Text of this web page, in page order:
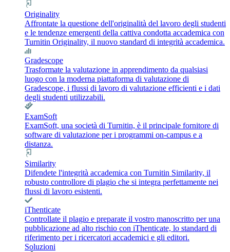
Originality
Affrontate la questione dell'originalità del lavoro degli studenti
e le tendenze emergenti della cattiva condotta accademica con
Turnitin Originality, il nuovo standard di integrità accademica.
Gradescope
Trasformate la valutazione in apprendimento da qualsiasi
luogo con la moderna piattaforma di valutazione di
Gradescope, i flussi di lavoro di valutazione efficienti e i dati
degli studenti utilizzabili.
ExamSoft
ExamSoft, una società di Turnitin, è il principale fornitore di
software di valutazione per i programmi on-campus e a
distanza.
Similarity
Difendete l'integrità accademica con Turnitin Similarity, il
robusto controllore di plagio che si integra perfettamente nei
flussi di lavoro esistenti.
iThenticate
Controllate il plagio e preparate il vostro manoscritto per una
pubblicazione ad alto rischio con iThenticate, lo standard di
riferimento per i ricercatori accademici e gli editori.
Soluzioni